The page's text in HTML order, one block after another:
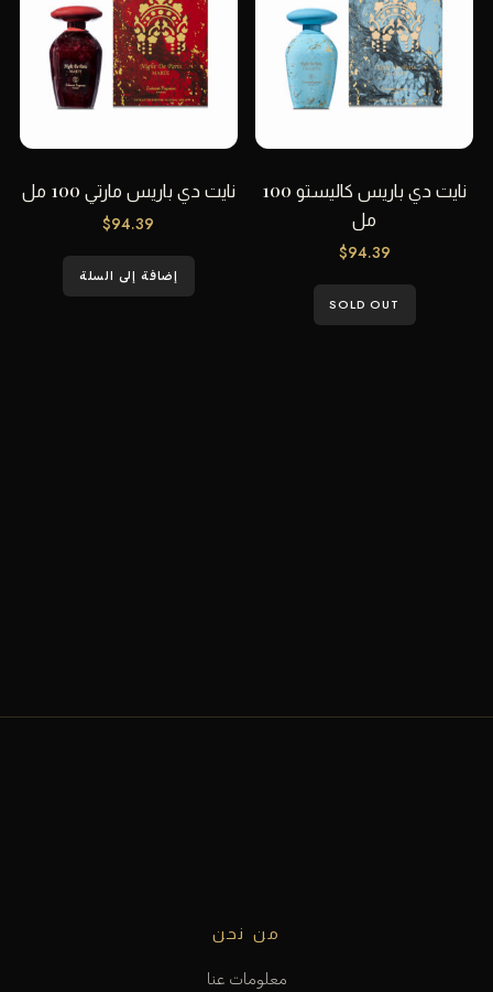
نايت دي باريس كاليستو 100
مل
$94.39
SOLD OUT
نايت دي باريس مارتي 100 مل
$94.39
إضافة إلى السلة
من نحن
معلومات عنا